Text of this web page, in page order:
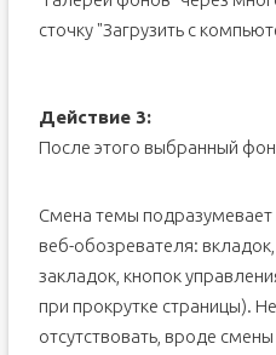
сточку "Загрузить с
Действие 3:
После этого выбранный фон
Смена темы подразумевает
веб-обозревателя:
закладок, кнопок
при прокрутке страницы).
отсутствовать, вроде